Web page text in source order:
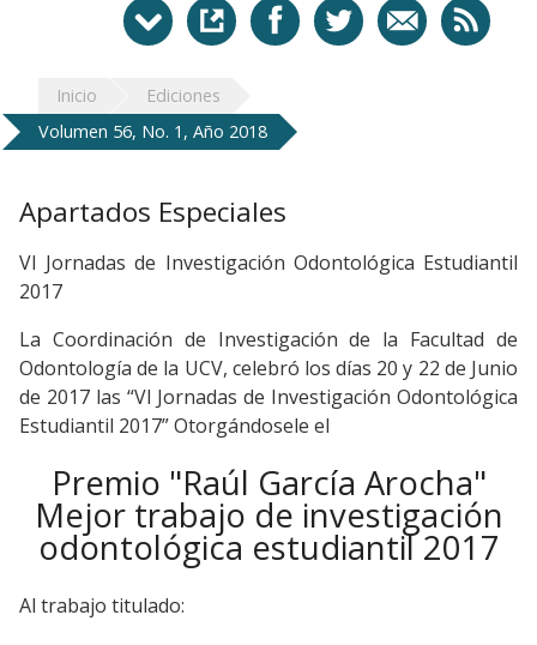
Inicio
Ediciones
Volumen 56, No. 1, Año 2018
Apartados Especiales
VI Jornadas de Investigación Odontológica Estudiantil
2017
La Coordinación de Investigación de la Facultad de
Odontología de la UCV, celebró los días 20 y 22 de Junio
de 2017 las “VI Jornadas de Investigación Odontológica
Estudiantil 2017” Otorgándosele el
Premio "Raúl García Arocha"
Mejor trabajo de investigación
odontológica estudiantil 2017
Al trabajo titulado: